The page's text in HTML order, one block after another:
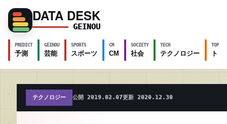
DATA DESK
GEINOU
PREDICT
予測
GEINOU
芸能
SPORTS
スポーツ
CM
CM
SOCIETY
社会
TECH
テクノロジー
TOPICS
ト
テクノロジー 公開 2019.02.07更新 2020.12.30